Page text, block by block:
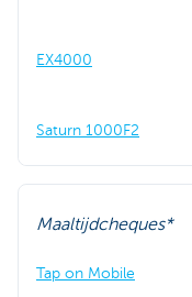
EX4000
Saturn 1000F2
Maaltijdcheques*
Tap on Mobile